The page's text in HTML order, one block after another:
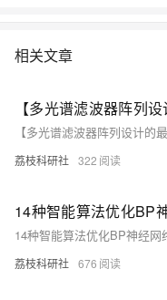
相关文章
荔枝科研社 322
荔枝科研社 676